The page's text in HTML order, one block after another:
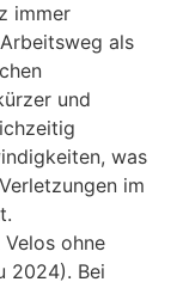
immer
als
und
was
im
ohne
2024). Bei